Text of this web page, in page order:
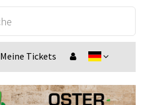
Meine Tickets